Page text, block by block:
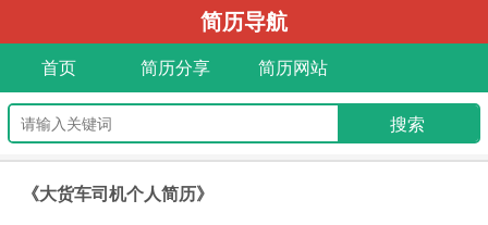
简历导航
首页 简历分享 简历网站
《大货车司机个人简历》